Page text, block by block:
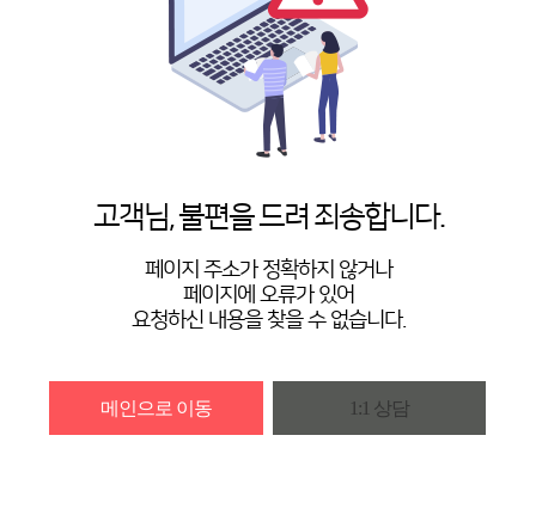
고객님, 불편을 드려 죄송합니다.
페이지 주소가 정확하지 않거나
페이지에 오류가 있어
요청하신 내용을 찾을 수 없습니다.
메인으로 이동 1:1 상담